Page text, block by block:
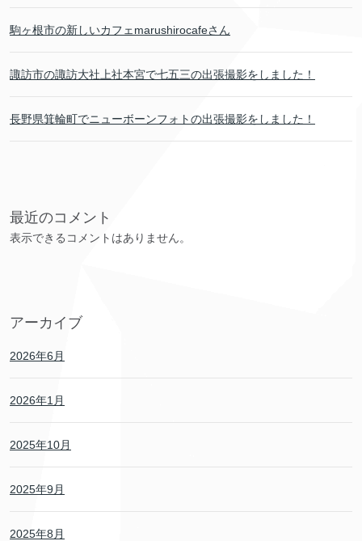
駒ヶ根市の新しいカフェmarushirocafeさん
諏訪市の諏訪大社上社本宮で七五三の出張撮影をしました！
長野県箕輪町でニューボーンフォトの出張撮影をしました！
最近のコメント
表示できるコメントはありません。
アーカイブ
2026年6月
2026年1月
2025年10月
2025年9月
2025年8月